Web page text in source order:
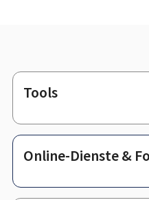
Footer
Tools
Online-Dienste &